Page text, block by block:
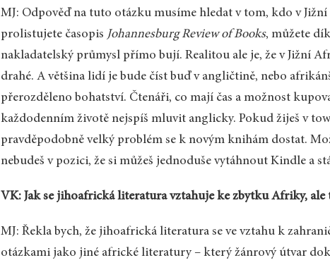
MJ: Odpověď na tuto otázku musíme hledat v tom, kdo v
prolistujete časopis Johannesburg Review of Books, můžete
nakladatelský průmysl přímo bují. Realitou ale je, že v Jižní
drahé. A většina lidí je bude číst buď v angličtině, nebo
přerozděleno bohatství. Čtenáři, co mají čas a možnost
každodenním životě nejspíš mluvit anglicky. Pokud žiješ v
pravděpodobně velký problém se k novým knihám dostat.
nebudeš v pozici, že si můžeš jednoduše vytáhnout Kindle a
VK: Jak se jihoafrická literatura vztahuje ke zbytku Afriky, ale
MJ: Řekla bych, že jihoafrická literatura se ve vztahu k
otázkami jako jiné africké literatury – který žánrový útvar